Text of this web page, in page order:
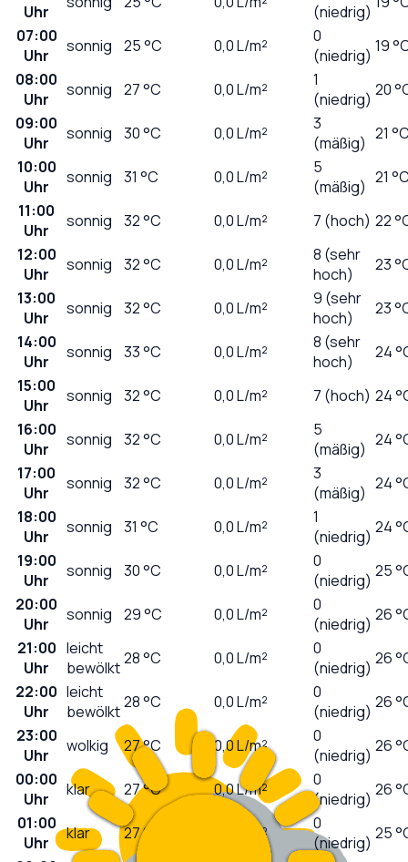
Uhr
(niedrig)
07:00
Uhr
sonnig 25°C 0,0L/m²
0
(niedrig) 19
08:00
Uhr
sonnig 27°C 0,0L/m²
1
(niedrig) 20
09:00
Uhr
sonnig 30°C 0,0L/m²
3
(mäßig) 21
10:00
Uhr
sonnig 31 °C 0,0L/m²
5
(mäßig) 21
11:00
Uhr
sonnig 32°C 0,0L/m² 7 (hoch) 22
12:00
Uhr
sonnig 32°C 0,0L/m²
8 (sehr
hoch)
23
13:00
Uhr
sonnig 32°C 0,0L/m²
9 (sehr
hoch)
23
14:00
Uhr
sonnig 33°C 0,0L/m²
8 (sehr
hoch)
24
15:00
Uhr
sonnig 32°C 0,0L/m² 7 (hoch) 24
16:00
Uhr
sonnig 32°C 0,0L/m²
5
(mäßig) 24
17:00
Uhr
sonnig 32°C 0,0L/m²
3
(mäßig) 24
18:00
Uhr
sonnig 31 °C 0,0L/m²
1
(niedrig) 24
19:00
Uhr
sonnig 30°C 0,0L/m²
0
(niedrig) 25
20:00
Uhr
sonnig 29°C 0,0L/m²
0
(niedrig) 26
21:00
Uhr
leicht
bewölkt28°C 0,0L/m²
0
(niedrig) 26
22:00
Uhr
leicht
bewölkt28°C 0,0L/m²
0
(niedrig) 26
23:00
Uhr
wolkig 27°C 0,0L/m²
0
(niedrig) 26
00:00
Uhr
klar 27°C 0,0L/m²
0
(niedrig) 26
01:00
Uhr
klar 27°C L/m²
0
(niedrig) 25